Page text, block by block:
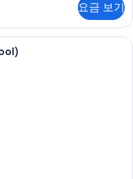
요금 보기
수영장, 수영장 파라솔, 일광욕 의